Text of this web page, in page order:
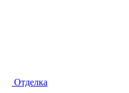
Отделка